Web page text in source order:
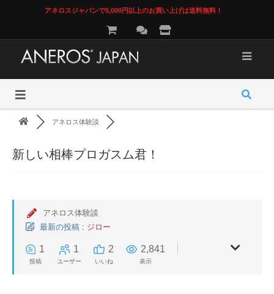
アネロスジャパンで5,000円以上のお買い上げは送料無料！
アネロス体験談
新しい相棒プロガスム君！
アネロス体験談
最新の投稿 : ジロー
1
投稿
1
ユーザー
2
いいね
2,841
表示